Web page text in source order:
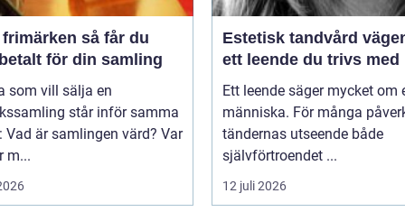
så får du
för din samling
som vill sälja en
står inför samma
Vad är samlingen värd? Var
m...
Estetisk tandvård vägen till
ett leende du trivs med
Ett leende säger mycket om
människa. För många
tändernas utseende både
självförtroendet ...
12 juli 2026